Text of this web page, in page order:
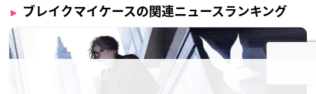
ブレイクマイケースの関連ニュースランキング